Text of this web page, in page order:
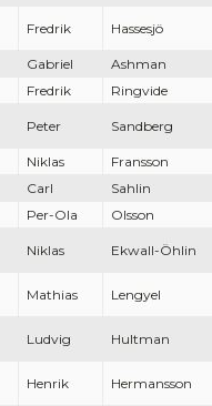
Fredrik Hassesjö
Gabriel Ashman
Fredrik
Ringvide
Peter Sandberg
Niklas Fransson
Carl
Sahlin
Per-Ola
Olsson
Niklas Ekwall-Öhlin
Mathias Lengyel
Ludvig Hultman
Henrik Hermansson